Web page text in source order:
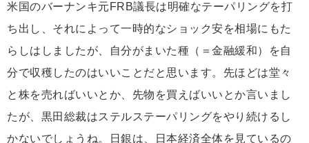
米国のバーナンキ元FRB議長は明確なテーパリングを打
ち出し、それによって一時的なショック安を相場にもた
らしはしましたが、自分がまいた種（＝金融緩和）を自
分で収穫したのはいいことだと思います。先ほどは堂々
と株を売ればいいとか、先物を買えばいいとか言いまし
たが、黒田総裁はステルステーパリングをやり続けるし
かないでしょうね。日銀は、日本経済全体を見ているの